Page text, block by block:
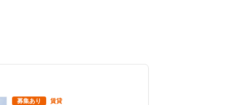
募集あり 賃貸